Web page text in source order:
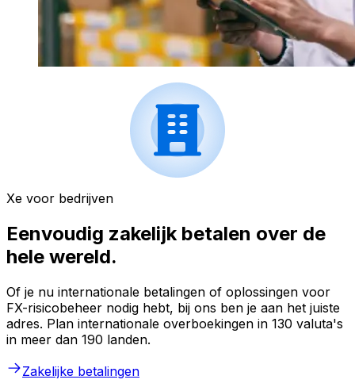
Xe voor bedrijven
Eenvoudig zakelijk betalen over de
hele wereld.
Of je nu internationale betalingen of oplossingen voor
FX-risicobeheer nodig hebt, bij ons ben je aan het juiste
adres. Plan internationale overboekingen in 130 valuta's
in meer dan 190 landen.
Zakelijke betalingen